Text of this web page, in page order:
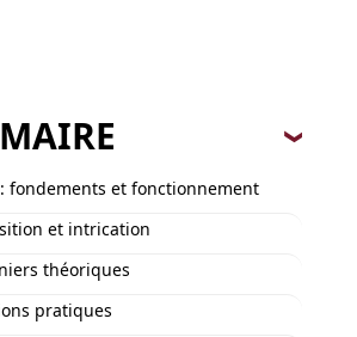
fondements et fonctionnement
et intrication
théoriques
pratiques